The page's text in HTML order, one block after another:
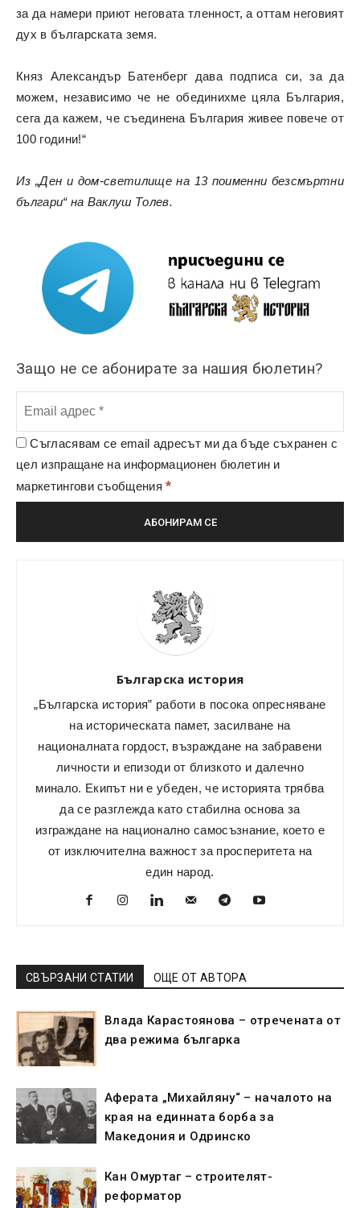
за да намери приют неговата тленност, а оттам неговият
дух в българската земя.
Княз Александър Батенберг дава подписа си, за да
можем, независимо че не обединихме цяла България,
сега да кажем, че съединена България живее повече от
100 години!“
Из „Ден и дом-светилище на 13 поименни безсмъртни
българи“ на Ваклуш Толев.
Защо не се абонирате за нашия бюлетин?
Съгласявам се email адресът ми да бъде съхранен с
цел изпращане на информационен бюлетин и
маркетингови съобщения*
Българска история
„Българска история” работи в посока опресняване
на историческата памет, засилване на
националната гордост, възраждане на забравени
личности и епизоди от близкото и далечно
минало. Екипът ни е убеден, че историята трябва
да се разглежда като стабилна основа за
изграждане на национално самосъзнание, което е
от изключителна важност за просперитета на
един народ.
СВЪРЗАНИ СТАТИИ ОЩЕ ОТ АВТОРА
Влада Карастоянова – отречената от
два режима българка
Аферата „Михайляну“ – началото на
края на единната борба за
Македония и Одринско
Кан Омуртаг – строителят-
реформатор